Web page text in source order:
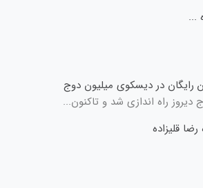
...
در دیسکوی میلیون دوج
راه اندازی شد و تاکنون...
رضا قلیزاده